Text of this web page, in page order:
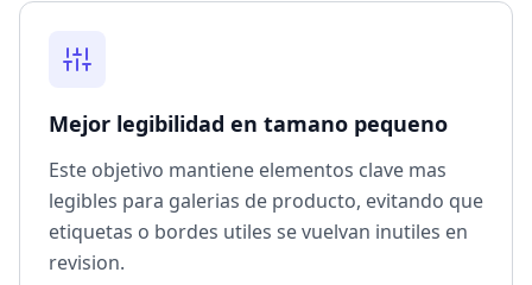
Mejor legibilidad en tamano pequeno
Este objetivo mantiene elementos clave mas
legibles para galerias de producto, evitando que
etiquetas o bordes utiles se vuelvan inutiles en
revision.